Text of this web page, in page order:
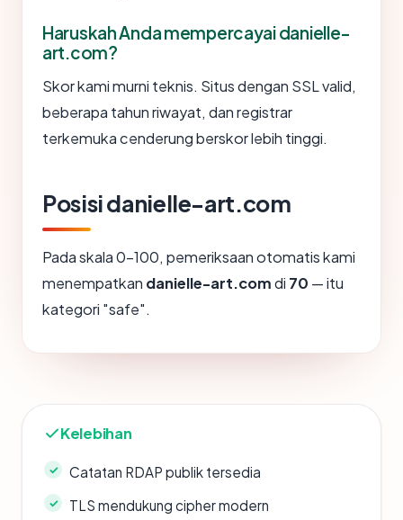
Haruskah Anda mempercayai danielle-
art.com?
Skor kami murni teknis. Situs dengan SSL valid,
beberapa tahun riwayat, dan registrar
terkemuka cenderung berskor lebih tinggi.
Posisi danielle-art.com
Pada skala 0-100, pemeriksaan otomatis kami
menempatkan danielle-art.comdi 70 — itu
kategori "safe".
Kelebihan
Catatan RDAP publik tersedia
TLS mendukung cipher modern